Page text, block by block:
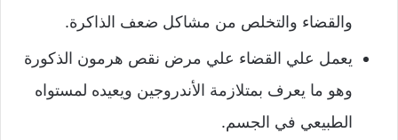
والقضاء والتخلص من مشاكل ضعف الذاكرة.
يعمل علي القضاء علي مرض نقص هرمون الذكورة
وهو ما يعرف بمتلازمة الأندروجين ويعيده لمستواه
الطبيعي في الجسم.